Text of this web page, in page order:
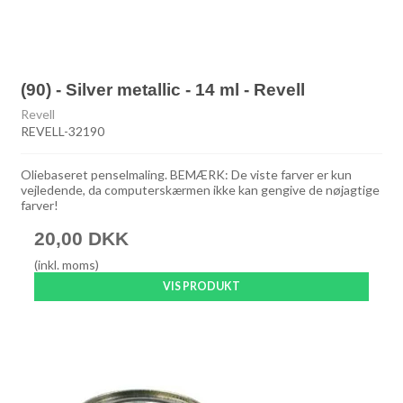
(90) - Silver metallic - 14 ml - Revell
Revell
REVELL-32190
Oliebaseret penselmaling. BEMÆRK: De viste farver er kun
vejledende, da computerskærmen ikke kan gengive de nøjagtige
farver!
20,00 DKK
(inkl. moms)
VIS PRODUKT